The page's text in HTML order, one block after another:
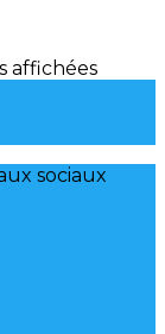
affichées
sociaux